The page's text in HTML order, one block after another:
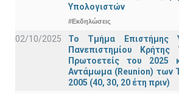
Υπολογιστών
#Εκδηλώσεις
02/10/2025
Το Τμήμα Επιστήμης
Πανεπιστημίου
Πρωτοετείς του 2025
Αντάμωμα (Reunion) των
2005 (40, 30, 20 έτη πριν)